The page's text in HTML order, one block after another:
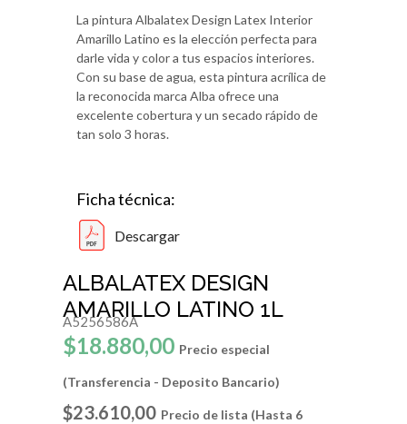
La pintura Albalatex Design Latex Interior
Amarillo Latino es la elección perfecta para
darle vida y color a tus espacios interiores.
Con su base de agua, esta pintura acrílica de
la reconocida marca Alba ofrece una
excelente cobertura y un secado rápido de
tan solo 3 horas.
Ficha técnica:
Descargar
ALBALATEX DESIGN
AMARILLO LATINO 1L
A5256586A
$18.880,00 Precio especial
(Transferencia - Deposito Bancario)
$23.610,00 Precio de lista (Hasta 6